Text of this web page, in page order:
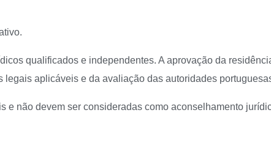
qualificados e independentes. A aprovação da
aplicáveis e da avaliação das autoridades
não devem ser consideradas como aconselhamento